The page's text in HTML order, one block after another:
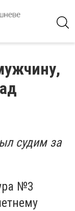
судим за
№3